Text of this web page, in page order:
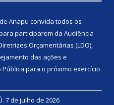
Anapu convida todos os
participarem da Audiência
Orçamentárias (LDO),
das ações e
para o próximo exercício
7 de julho de 2026